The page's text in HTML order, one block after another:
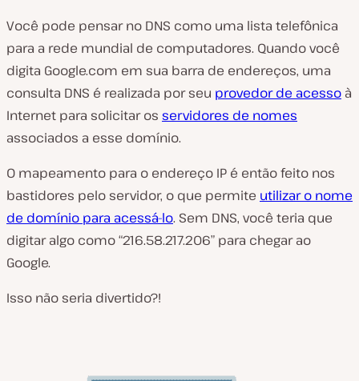
Você pode pensar no DNS como uma lista telefônica
para a rede mundial de computadores. Quando você
digita Google.com em sua barra de endereços, uma
consulta DNS é realizada por seu provedor de acesso à
Internet para solicitar os servidores de nomes
associados a esse domínio.
O mapeamento para o endereço IP é então feito nos
bastidores pelo servidor, o que permite utilizar o nome
de domínio para acessá-lo. Sem DNS, você teria que
digitar algo como “216.58.217.206” para chegar ao
Google.
Isso não seria divertido?!